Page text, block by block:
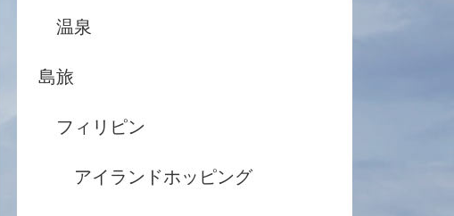
温泉
島旅
フィリピン
アイランドホッピング